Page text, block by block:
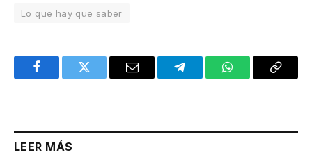
Lo que hay que saber
FacebookTwitter Email TelegramWhatsAppCopy
LEER MÁS